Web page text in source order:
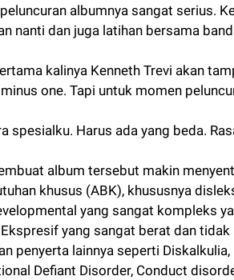
albumnya sangat serius.
nanti dan juga latihan bersama
kalinya Kenneth Trevi akan
one. Tapi untuk momen
spesialku. Harus ada yang beda.
album tersebut makin
khusus (ABK), khususnya
yang sangat kompleks
yang sangat berat dan
penyerta lainnya seperti
Defiant Disorder, Conduct